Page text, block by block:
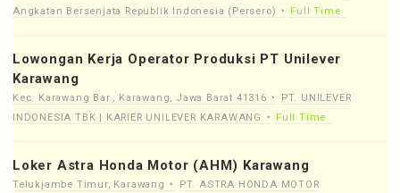
Angkatan Bersenjata Republik Indonesia (Persero)
Full Time
Lowongan Kerja Operator Produksi PT Unilever
Karawang
Kec. Karawang Bar., Karawang, Jawa Barat 41316
PT. UNILEVER
INDONESIA TBK | KARIER UNILEVER KARAWANG
Full Time
Loker Astra Honda Motor (AHM) Karawang
Telukjambe Timur, Karawang
PT. ASTRA HONDA MOTOR